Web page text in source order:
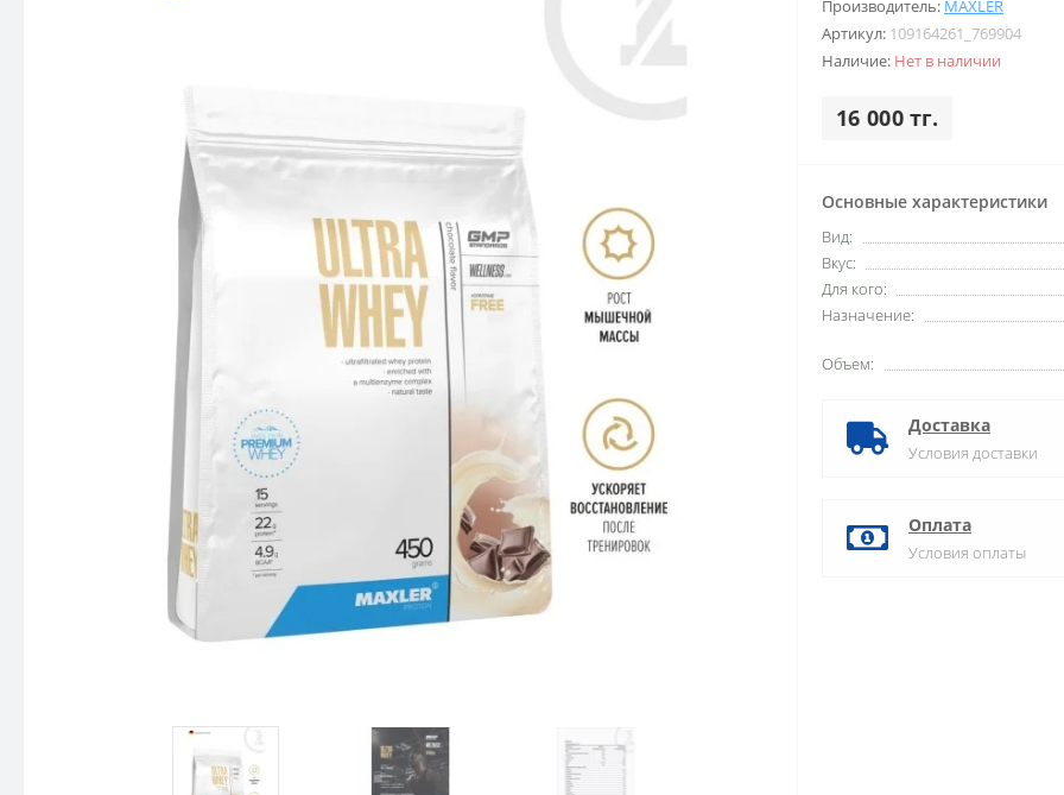
Производитель: MAXLER
Артикул: 109164261_769904
Наличие: Нет в наличии
16 000 тг.
Основные характеристики
Вид:
Вкус:
Для кого:
Назначение:
Объем:
Доставка
Условия доставки
Оплата
Условия оплаты